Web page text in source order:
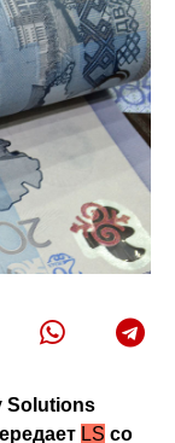
Solutions
LS со